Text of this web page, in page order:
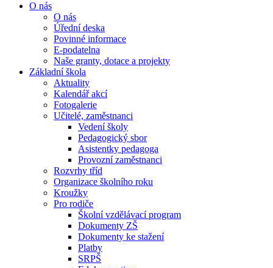
O nás
O nás
Úřední deska
Povinné informace
E-podatelna
Naše granty, dotace a projekty
Základní škola
Aktuality
Kalendář akcí
Fotogalerie
Učitelé, zaměstnanci
Vedení školy
Pedagogický sbor
Asistentky pedagoga
Provozní zaměstnanci
Rozvrhy tříd
Organizace školního roku
Kroužky
Pro rodiče
Školní vzdělávací program
Dokumenty ZŠ
Dokumenty ke stažení
Platby
SRPŠ